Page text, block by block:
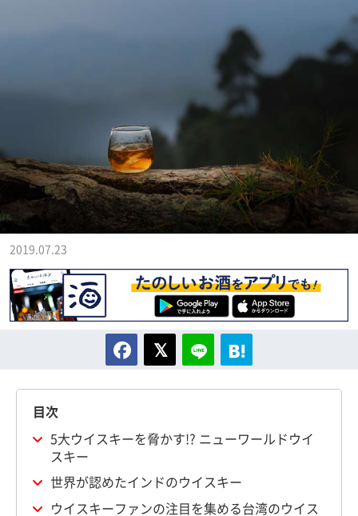
2019.07.23
目次
5大ウイスキーを脅かす!? ニューワールドウイ
スキー
世界が認めたインドのウイスキー
ウイスキーファンの注目を集める台湾のウイス